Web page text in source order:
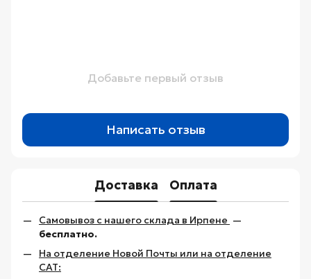
Добавьте первый отзыв
Написать отзыв
Доставка Оплата
Самовывоз с нашего склада в Ирпене —
бесплатно.
На отделение Новой Почты или на отделение
САТ: